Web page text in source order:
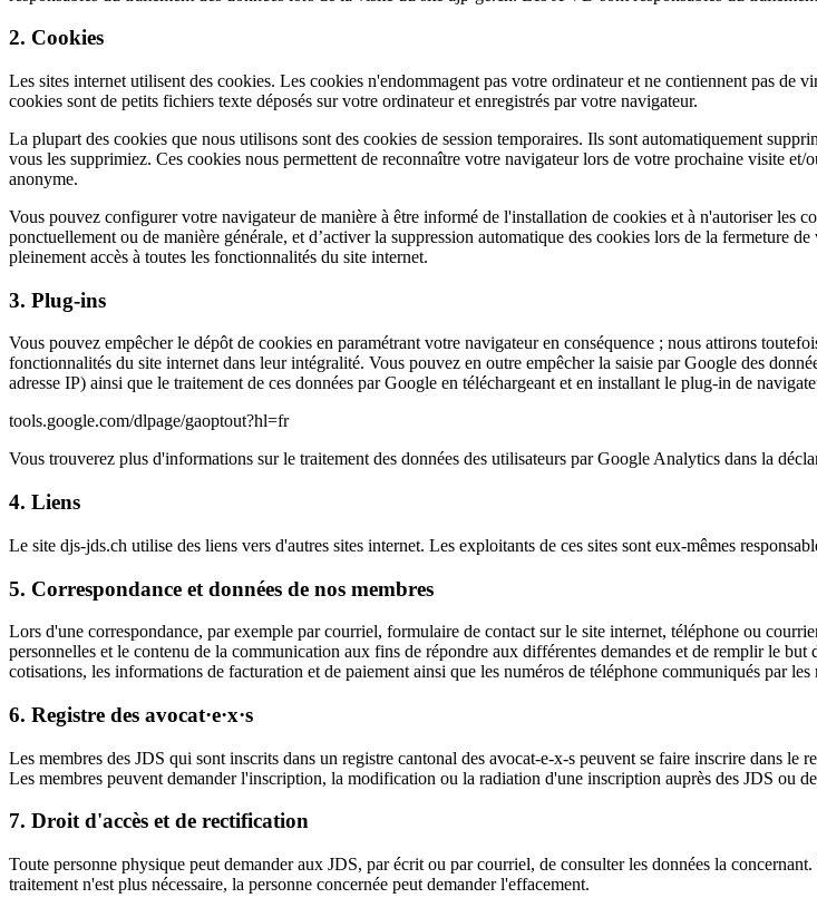
2. Cookies
Les sites internet utilisent des cookies. Les cookies n'endommagent pas votre ordinateur et ne contiennent pas
cookies sont de petits fichiers texte déposés sur votre ordinateur et enregistrés par votre navigateur.
La plupart des cookies que nous utilisons sont des cookies de session temporaires. Ils sont automatiquement
vous les supprimiez. Ces cookies nous permettent de reconnaître votre navigateur lors de votre prochaine visite
anonyme.
Vous pouvez configurer votre navigateur de manière à être informé de l'installation de cookies et à n'autoriser les
ponctuellement ou de manière générale, et d’activer la suppression automatique des cookies lors de la fermeture
pleinement accès à toutes les fonctionnalités du site internet.
3. Plug-ins
Vous pouvez empêcher le dépôt de cookies en paramétrant votre navigateur en conséquence ; nous attirons
fonctionnalités du site internet dans leur intégralité. Vous pouvez en outre empêcher la saisie par Google des
adresse IP) ainsi que le traitement de ces données par Google en téléchargeant et en installant le plug-in de
tools.google.com/dlpage/gaoptout?hl=fr
Vous trouverez plus d'informations sur le traitement des données des utilisateurs par Google Analytics dans la
4. Liens
Le site djs-jds.ch utilise des liens vers d'autres sites internet. Les exploitants de ces sites sont eux-mêmes
5. Correspondance et données de nos membres
Lors d'une correspondance, par exemple par courriel, formulaire de contact sur le site internet, téléphone ou
personnelles et le contenu de la communication aux fins de répondre aux différentes demandes et de remplir le but
cotisations, les informations de facturation et de paiement ainsi que les numéros de téléphone communiqués par
6. Registre des avocat·e·x·s
Les membres des JDS qui sont inscrits dans un registre cantonal des avocat-e-x-s peuvent se faire inscrire dans
Les membres peuvent demander l'inscription, la modification ou la radiation d'une inscription auprès des JDS ou
7. Droit d'accès et de rectification
Toute personne physique peut demander aux JDS, par écrit ou par courriel, de consulter les données la
traitement n'est plus nécessaire, la personne concernée peut demander l'effacement.